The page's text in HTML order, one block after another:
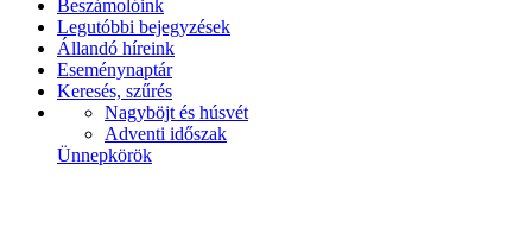
Beszámolóink
Legutóbbi bejegyzések
Állandó híreink
Eseménynaptár
Keresés, szűrés
Nagyböjt és húsvét
Adventi időszak
Ünnepkörök